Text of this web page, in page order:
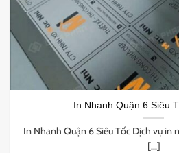
In Nhanh Quận 6 Siêu
In Nhanh Quận 6 Siêu Tốc Dịch vụ in
[...]